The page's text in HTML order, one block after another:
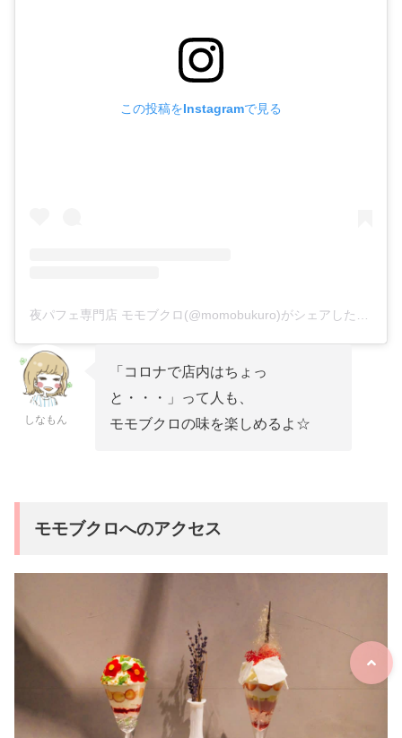
この投稿をInstagramで見る
しなもん
「コロナで店内はちょっ
と・・・」って人も、
モモブクロの味を楽しめるよ☆
モモブクロへのアクセス